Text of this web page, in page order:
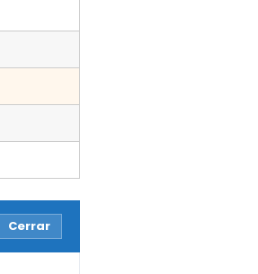
Cerrar